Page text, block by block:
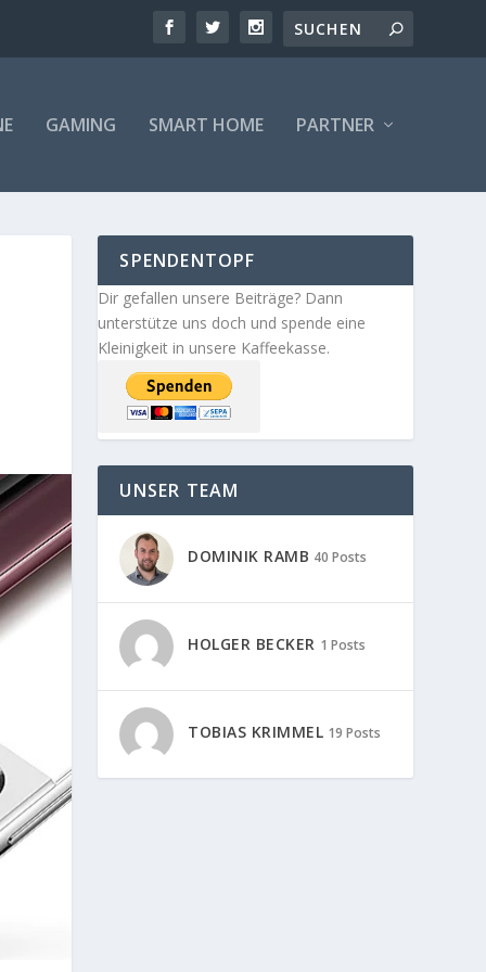
GAMING SMART HOME PARTNER
SPENDENTOPF
Dir gefallen unsere Beiträge? Dann
unterstütze uns doch und spende eine
Kleinigkeit in unsere Kaffeekasse.
UNSER TEAM
DOMINIK RAMB 40 Posts
HOLGER BECKER 1 Posts
TOBIAS KRIMMEL 19 Posts